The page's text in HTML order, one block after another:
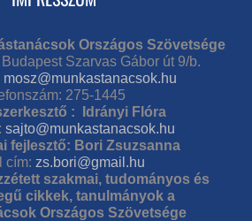
Országos Szövetsége
Szarvas Gábor út 9/b.
mosz@munkastanacsok.hu
275-1445
: Idrányi Flóra
sajto@munkastanacsok.hu
fejlesztő: Bori Zsuzsanna
cím: zs.bori@gmail.hu
szakmai, tudományos és
cikkek, tanulmányok a
Országos Szövetsége